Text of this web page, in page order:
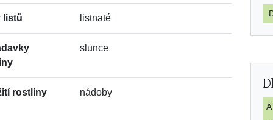
listů listnaté
slunce
rostliny nádoby
A